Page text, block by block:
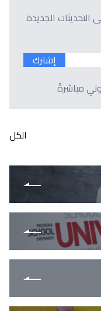
التحديثات الجديدة
إشترك
مباشرةً
الكل